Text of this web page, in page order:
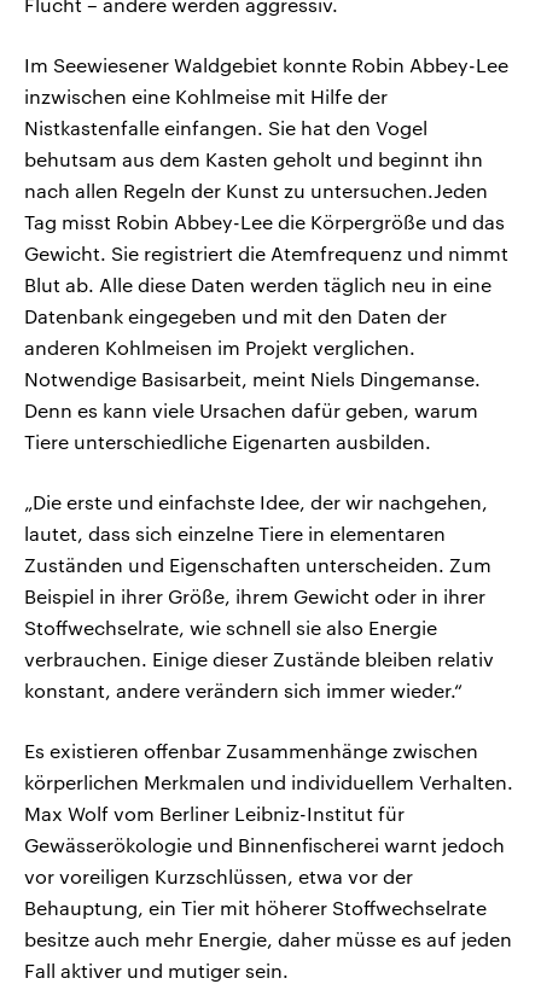
Flucht – andere werden aggressiv.
Im Seewiesener Waldgebiet konnte Robin Abbey-Lee
inzwischen eine Kohlmeise mit Hilfe der
Nistkastenfalle einfangen. Sie hat den Vogel
behutsam aus dem Kasten geholt und beginnt ihn
nach allen Regeln der Kunst zu untersuchen.Jeden
Tag misst Robin Abbey-Lee die Körpergröße und das
Gewicht. Sie registriert die Atemfrequenz und nimmt
Blut ab. Alle diese Daten werden täglich neu in eine
Datenbank eingegeben und mit den Daten der
anderen Kohlmeisen im Projekt verglichen.
Notwendige Basisarbeit, meint Niels Dingemanse.
Denn es kann viele Ursachen dafür geben, warum
Tiere unterschiedliche Eigenarten ausbilden.
„Die erste und einfachste Idee, der wir nachgehen,
lautet, dass sich einzelne Tiere in elementaren
Zuständen und Eigenschaften unterscheiden. Zum
Beispiel in ihrer Größe, ihrem Gewicht oder in ihrer
Stoffwechselrate, wie schnell sie also Energie
verbrauchen. Einige dieser Zustände bleiben relativ
konstant, andere verändern sich immer wieder.“
Es existieren offenbar Zusammenhänge zwischen
körperlichen Merkmalen und individuellem Verhalten.
Max Wolf vom Berliner Leibniz-Institut für
Gewässerökologie und Binnenfischerei warnt jedoch
vor voreiligen Kurzschlüssen, etwa vor der
Behauptung, ein Tier mit höherer Stoffwechselrate
besitze auch mehr Energie, daher müsse es auf jeden
Fall aktiver und mutiger sein.